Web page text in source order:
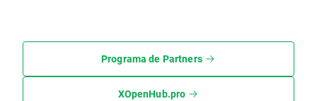
Programa de Partners
XOpenHub.pro